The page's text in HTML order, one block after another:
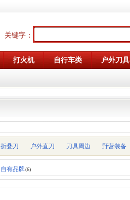
关键字：
打火机 自行车类 户外刀具
折叠刀 户外直刀 刀具周边 野营装备
自有品牌(6)